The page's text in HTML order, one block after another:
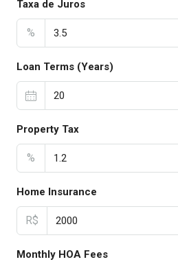
Taxa de Juros
%
Loan Terms (Years)
Property Tax
%
Home Insurance
R$
Monthly HOA Fees